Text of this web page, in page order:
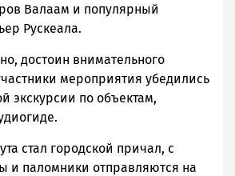
Валаам и популярный
Рускеала.
достоин внимательного
мероприятия убедились
экскурсии по объектам,
стал городской причал, с
и паломники отправляются на